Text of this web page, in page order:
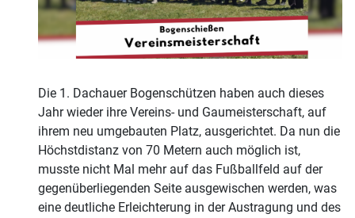
Die 1. Dachauer Bogenschützen haben auch dieses
Jahr wieder ihre Vereins- und Gaumeisterschaft, auf
ihrem neu umgebauten Platz, ausgerichtet. Da nun die
Höchstdistanz von 70 Metern auch möglich ist,
musste nicht Mal mehr auf das Fußballfeld auf der
gegenüberliegenden Seite ausgewischen werden, was
eine deutliche Erleichterung in der Austragung und des